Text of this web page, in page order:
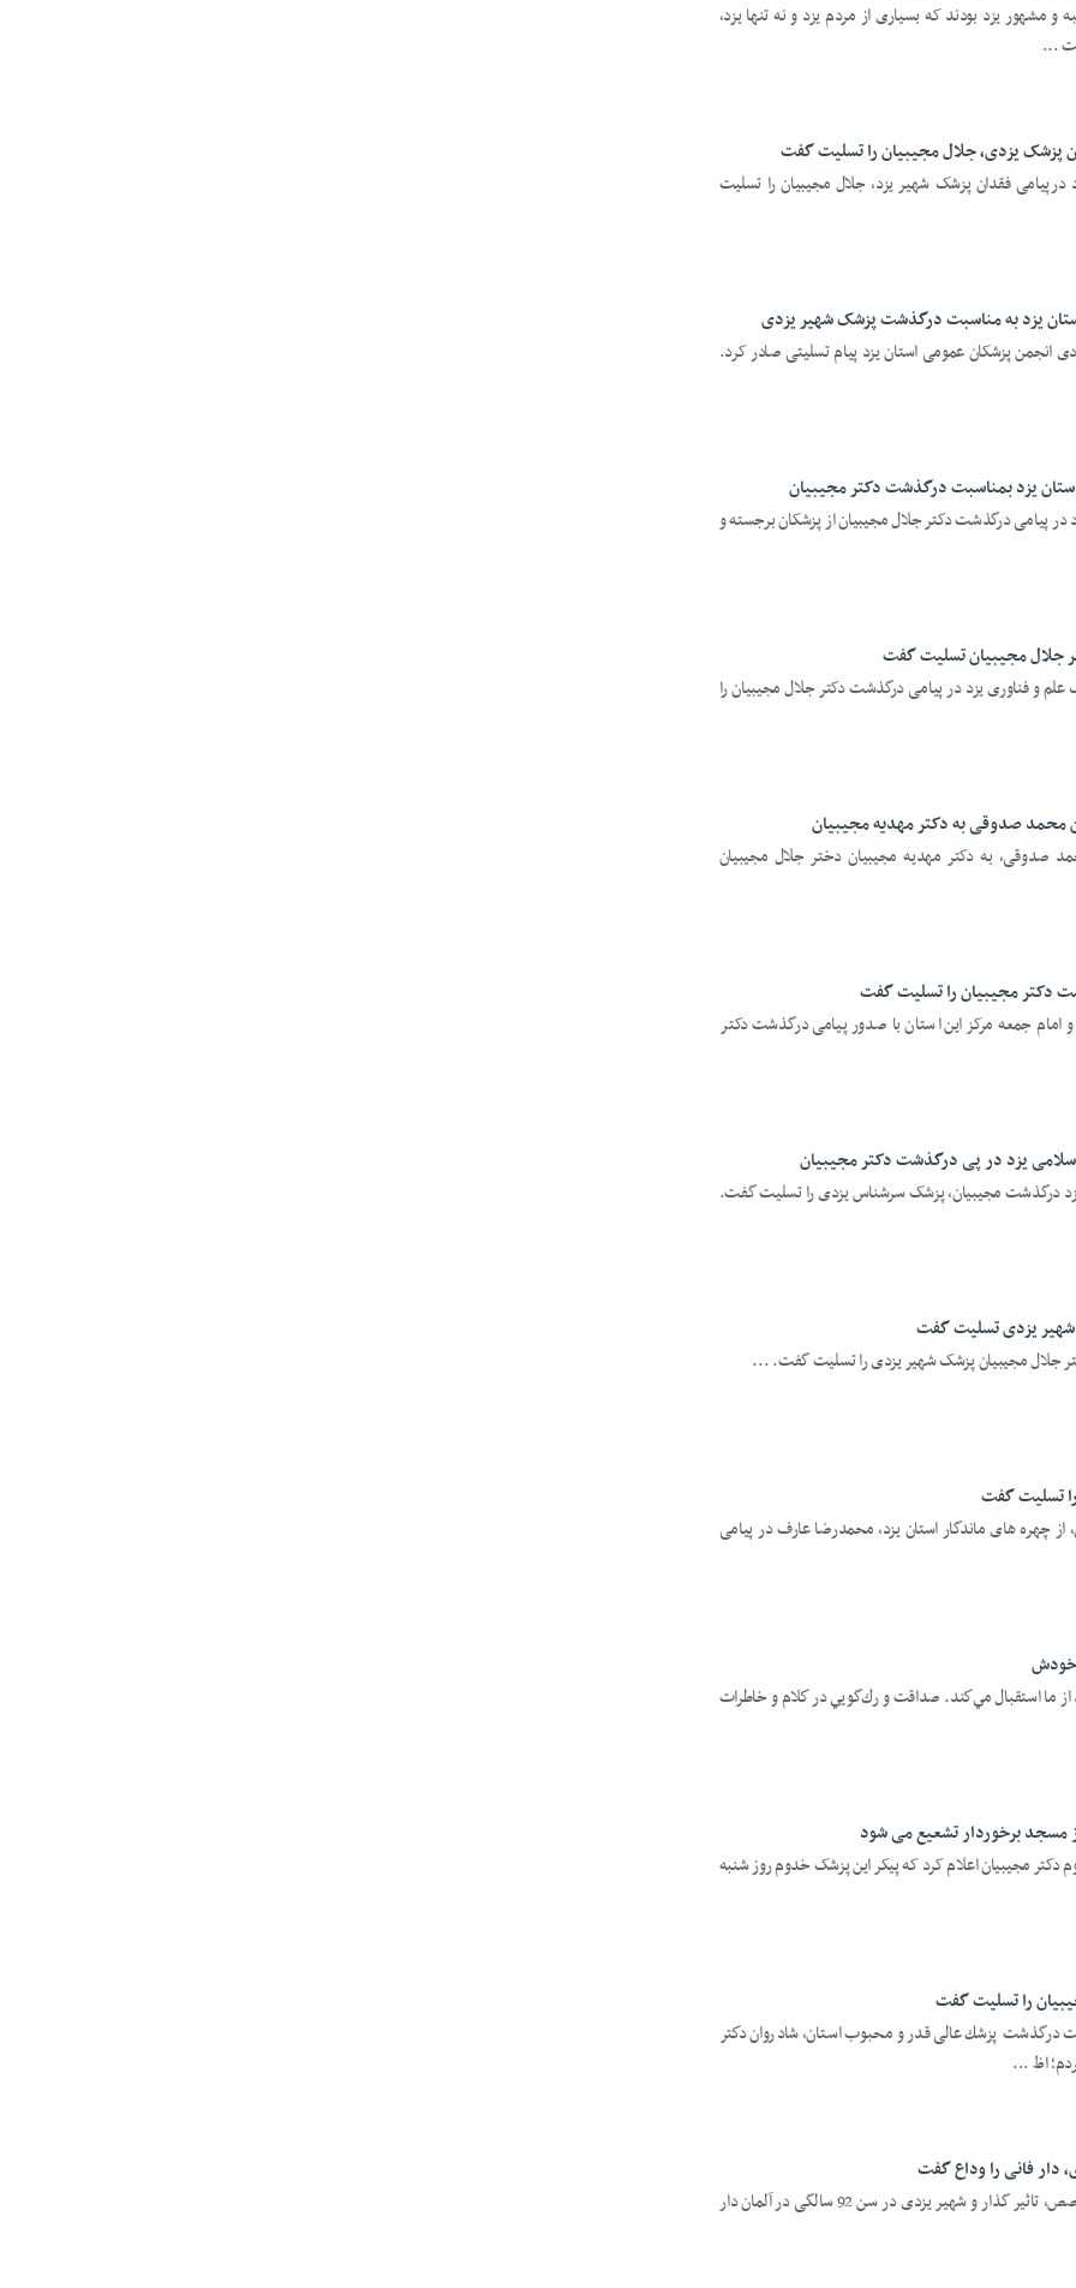
و مشهور یزد بودند که بسیاری از مردم یزد و نه تنها یزد،
...
پزشک یزدی، جلال مجيبيان را تسليت گفت
درپیامی فقدان پزشک شهیر یزد، جلال مجيبيان را تسليت
یزد به مناسبت درگذشت پزشک شهیر یزدی
انجمن پزشکان عمومی استان یزد پیام تسلیتی صادر کرد.
یزد بمناسبت درگذشت دکتر مجیبیان
در پیامی درگذشت دکتر جلال مجیبیان از پزشکان برجسته و
جلال مجیبیان تسلیت گفت
علم و فناوری یزد در پیامی درگذشت دکتر جلال مجیبیان را
محمد صدوقی به دکتر مهدیه مجیبیان
صدوقی، به دکتر مهدیه مجیبیان دختر جلال مجیبیان
دکتر مجیبیان را تسلیت گفت
و امام جمعه مرکز این استان با صدور پیامی درگذشت دکتر
یزد در پی درگذشت دکتر مجیبیان
یزد درگذشت مجیبیان، پزشک سرشناس یزدی را تسلیت گفت.
یزدی تسلیت گفت
جلال مجیبیان پزشک شهیر یزدی را تسلیت گفت. ...
تسلیت گفت
چهره های ماندگار استان یزد، محمدرضا عارف در پیامی
خودش
از ما استقبال مي‌كند. صداقت و رك‌گويي در كلام و خاطرات
دکتر مجیبیان اعلام کرد که پیکر این پزشک خدوم روز شنبه
را تسلیت گفت
درگذشت پزشك عالی‌قدر و محبوب استان، شادروان دكتر
اظ ...
دار فانی را وداع گفت
یزد فردا :دکتر جلال مجیبیان، پزشک متخصص، تاثیر گذار و شهیر یزدی در سن 92 سالگی در آلمان دار